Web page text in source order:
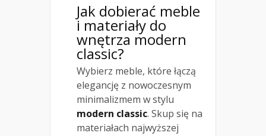
Jak dobierać meble
i materiały do
wnętrza modern
classic?
Wybierz meble, które łączą
elegancję z nowoczesnym
minimalizmem w stylu
modern classic. Skup się na
materiałach najwyższej